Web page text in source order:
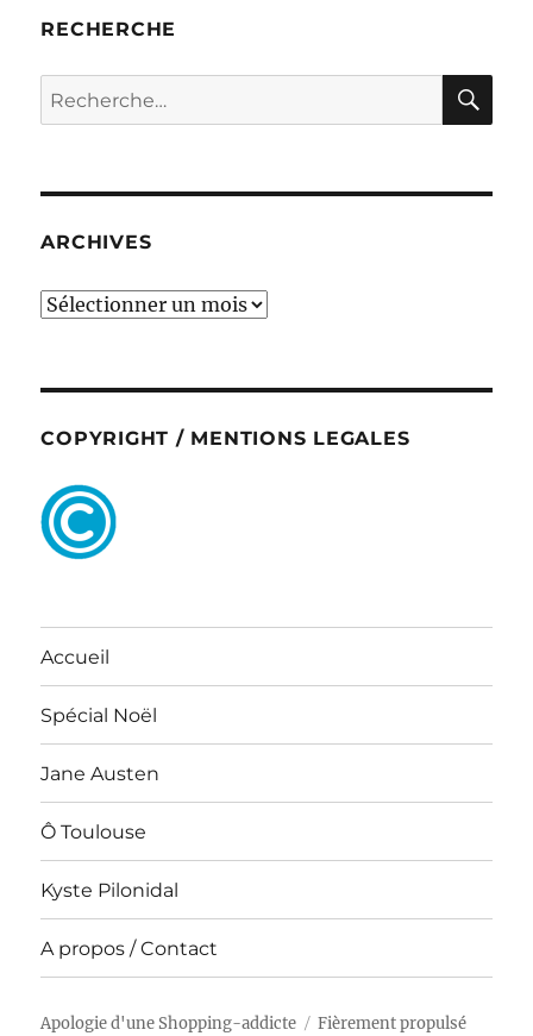
RECHERCHE
Recherche
pour :
ARCHIVES
ARCHIVES
COPYRIGHT / MENTIONS LEGALES
Accueil
Spécial Noël
Jane Austen
Ô Toulouse
Kyste Pilonidal
A propos / Contact
Apologie d'une Shopping-addicte Fièrement propulsé